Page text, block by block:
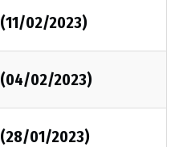
02/2023)
(04/02/2023)
01/2023)